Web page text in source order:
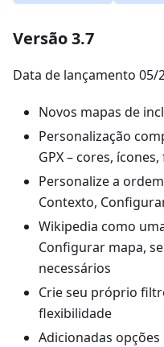
Versão 3.7
Data de lançamento 05/
Novos mapas de
Personalização
GPX – cores,
Personalize a
Contexto,
Wikipedia como
Configurar mapa,
necessários
Crie seu próprio
flexibilidade
Adicionadas